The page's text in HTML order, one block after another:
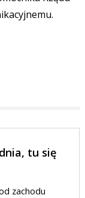
tu się
zachodu